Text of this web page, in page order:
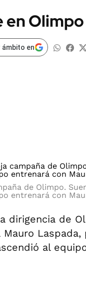
MUNDO
en Olimpo
ámbito en
de Olimpo.
entrenará con
dirigencia de
Laspada,
al